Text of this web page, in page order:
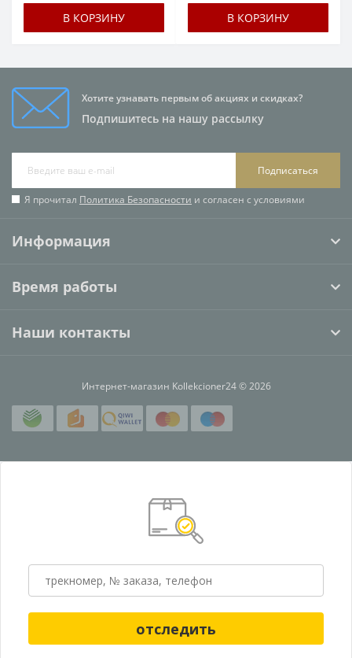
В КОРЗИНУ В КОРЗИНУ
Хотите узнавать первым об акциях и скидках?
Подпишитесь на нашу рассылку
Подписаться
Я прочитал Политика Безопасности и согласен с условиями
Информация
Время работы
Наши контакты
Интернет-магазин Kollekcioner24 © 2026